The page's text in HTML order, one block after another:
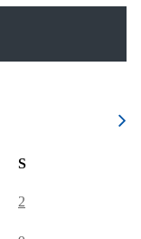
S
2